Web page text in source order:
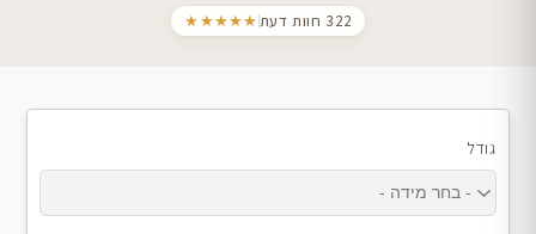
★★★★★
322 חוות דעת
גודל